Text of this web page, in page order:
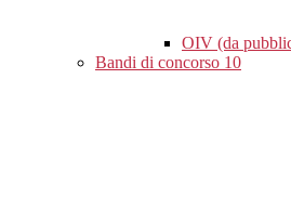
OIV (da
Bandi di concorso 10